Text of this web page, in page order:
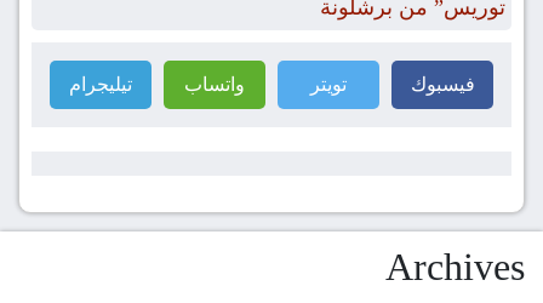
توريس” من برشلونة
فيسبوك تويتر واتساب تيليجرام
Archives